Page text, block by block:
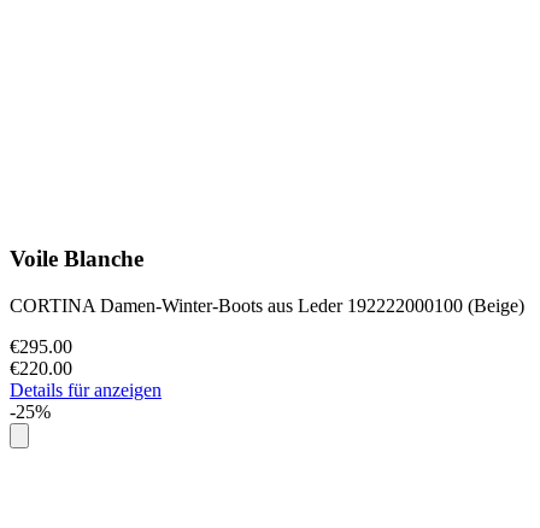
Voile Blanche
CORTINA Damen-Winter-Boots aus Leder 192222000100 (Beige)
€295.00
€220.00
Details für anzeigen
-25%